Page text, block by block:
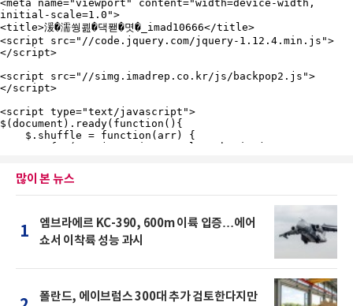
많이 본 뉴스
1
엠브라에르 KC-390, 600m 이륙 입증…에어
쇼서 이착륙 성능 과시
폴란드, 에이브럼스 300대 추가 검토한다지만